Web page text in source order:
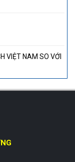
VIỆT NAM SO VỚI